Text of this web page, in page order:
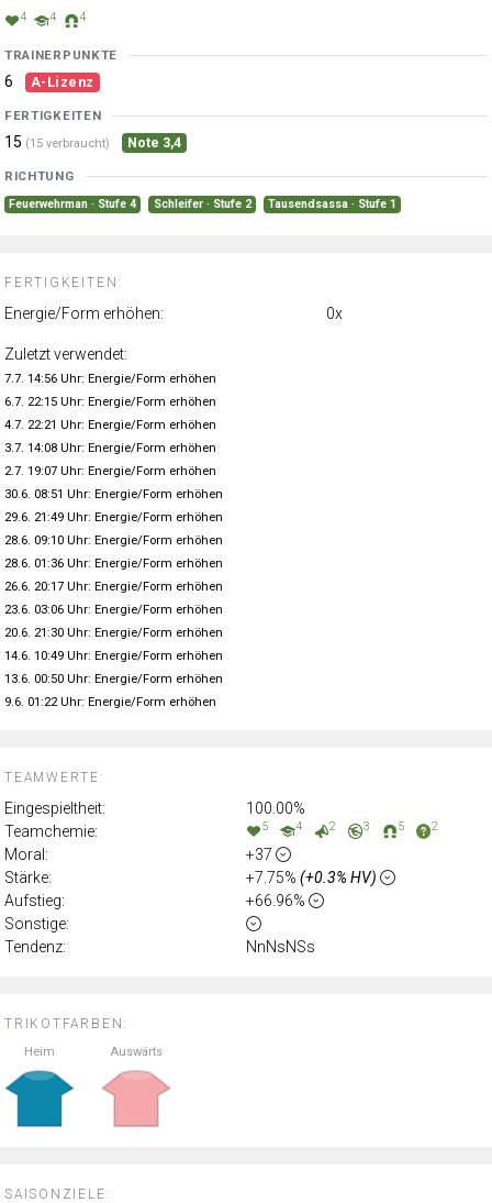
TRIKOTFARBEN:
Heim Auswärts
SAISONZIELE:
TEAMWERTE:
Eingespieltheit:
100.00%
Teamchemie:
5 4 2 3 5 2
Moral:
+37
Stärke:
+7.75% (+0.3% HV)
Aufstieg:
+66.96%
Sonstige:
Tendenz:
NnNsNSs
4 4 4
TRAINERPUNKTE
6 A-Lizenz
FERTIGKEITEN
15 (15 verbraucht) Note 3,4
RICHTUNG
Feuerwehrman · Stufe 4 Schleifer · Stufe 2 Tausendsassa · Stufe 1
FERTIGKEITEN:
Energie/Form erhöhen: 0x
Zuletzt verwendet:
7.7. 14:56 Uhr: Energie/Form erhöhen
6.7. 22:15 Uhr: Energie/Form erhöhen
4.7. 22:21 Uhr: Energie/Form erhöhen
3.7. 14:08 Uhr: Energie/Form erhöhen
2.7. 19:07 Uhr: Energie/Form erhöhen
30.6. 08:51 Uhr: Energie/Form erhöhen
29.6. 21:49 Uhr: Energie/Form erhöhen
28.6. 09:10 Uhr: Energie/Form erhöhen
28.6. 01:36 Uhr: Energie/Form erhöhen
26.6. 20:17 Uhr: Energie/Form erhöhen
23.6. 03:06 Uhr: Energie/Form erhöhen
20.6. 21:30 Uhr: Energie/Form erhöhen
14.6. 10:49 Uhr: Energie/Form erhöhen
13.6. 00:50 Uhr: Energie/Form erhöhen
9.6. 01:22 Uhr: Energie/Form erhöhen